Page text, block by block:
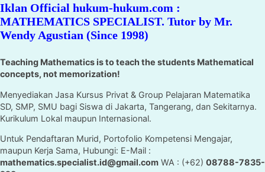
Iklan Official hukum-hukum.com :
MATHEMATICS SPECIALIST. Tutor by Mr.
Wendy Agustian (Since 1998)
Teaching Mathematics is to teach the students Mathematical
concepts, not memorization!
Menyediakan Jasa Kursus Privat & Group Pelajaran Matematika
SD, SMP, SMU bagi Siswa di Jakarta, Tangerang, dan Sekitarnya.
Kurikulum Lokal maupun Internasional.
Untuk Pendaftaran Murid, Portofolio Kompetensi Mengajar,
maupun Kerja Sama, Hubungi: E-Mail :
mathematics.specialist.id@gmail.com WA : (+62) 08788-7835-